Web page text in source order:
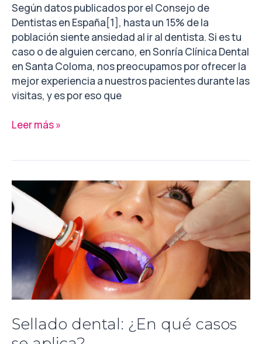
Según datos publicados por el Consejo de
Dentistas en España[1], hasta un 15% de la
población siente ansiedad al ir al dentista. Si es tu
caso o de alguien cercano, en Sonría Clínica Dental
en Santa Coloma, nos preocupamos por ofrecer la
mejor experiencia a nuestros pacientes durante las
visitas, y es por eso que
Leer más »
Sellado dental: ¿En qué casos
Sellado
dental:
¿En
qué
aplica?